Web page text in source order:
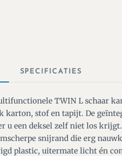
SPECIFICATIES
TWIN L schaar
karton, stof en tapijt. De
u een deksel zelf niet los
snijrand die erg
plastic, uitermate licht én